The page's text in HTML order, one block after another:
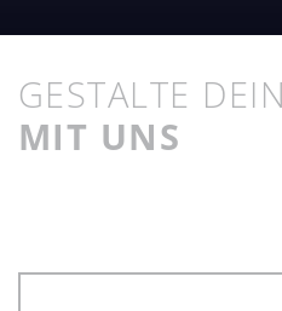
GESTALTE
MIT UNS